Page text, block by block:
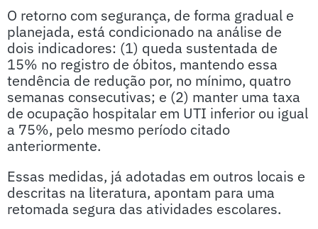
O retorno com segurança, de forma gradual e
planejada, está condicionado na análise de
dois indicadores: (1) queda sustentada de
15% no registro de óbitos, mantendo essa
tendência de redução por, no mínimo, quatro
semanas consecutivas; e (2) manter uma taxa
de ocupação hospitalar em UTI inferior ou igual
a 75%, pelo mesmo período citado
anteriormente.
Essas medidas, já adotadas em outros locais e
descritas na literatura, apontam para uma
retomada segura das atividades escolares.